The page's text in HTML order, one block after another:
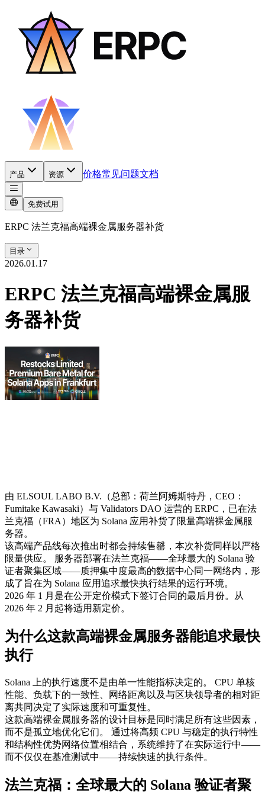
产品 资源 价格常见问题文档
免费试用
ERPC 法兰克福高端裸金属服务器补货
目录
2026.01.17
ERPC 法兰克福高端裸金属服
务器补货
由 ELSOUL LABO B.V.（总部：荷兰阿姆斯特丹，CEO：
Fumitake Kawasaki）与 Validators DAO 运营的 ERPC，已在法
兰克福（FRA）地区为 Solana 应用补货了限量高端裸金属服
务器。
该高端产品线每次推出时都会持续售罄，本次补货同样以严格
限量供应。 服务器部署在法兰克福——全球最大的 Solana 验
证者聚集区域——质押集中度最高的数据中心同一网络内，形
成了旨在为 Solana 应用追求最快执行结果的运行环境。
2026 年 1 月是在公开定价模式下签订合同的最后月份。从
2026 年 2 月起将适用新定价。
为什么这款高端裸金属服务器能追求最快
执行
Solana 上的执行速度不是由单一性能指标决定的。 CPU 单核
性能、负载下的一致性、网络距离以及与区块领导者的相对距
离共同决定了实际速度和可重复性。
这款高端裸金属服务器的设计目标是同时满足所有这些因素，
而不是孤立地优化它们。 通过将高频 CPU 与稳定的执行特性
和结构性优势网络位置相结合，系统维持了在实际运行中——
而不仅仅在基准测试中——持续快速的执行条件。
法兰克福：全球最大的 Solana 验证者聚